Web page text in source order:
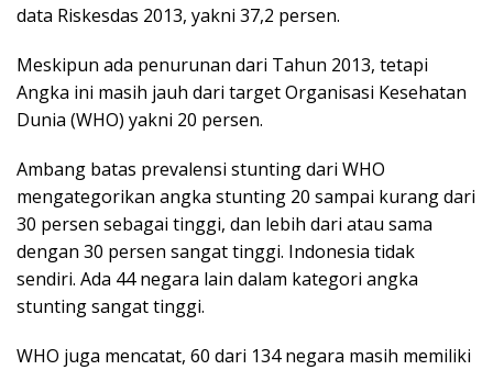
data Riskesdas 2013, yakni 37,2 persen.
Meskipun ada penurunan dari Tahun 2013, tetapi
Angka ini masih jauh dari target Organisasi Kesehatan
Dunia (WHO) yakni 20 persen.
Ambang batas prevalensi stunting dari WHO
mengategorikan angka stunting 20 sampai kurang dari
30 persen sebagai tinggi, dan lebih dari atau sama
dengan 30 persen sangat tinggi. Indonesia tidak
sendiri. Ada 44 negara lain dalam kategori angka
stunting sangat tinggi.
WHO juga mencatat, 60 dari 134 negara masih memiliki